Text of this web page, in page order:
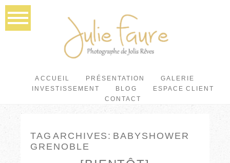
ACCUEIL PRÉSENTATION
GALERIE
INVESTISSEMENT
BLOG
ESPACE CLIENT
CONTACT
TAG ARCHIVES: BABYSHOWER
GRENOBLE